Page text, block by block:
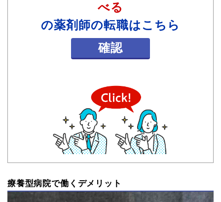
べる
の薬剤師の転職はこちら
確認
療養型病院で働くデメリット